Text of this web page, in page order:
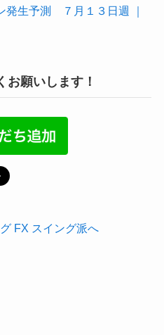
発生予測 ７月１３日週 ｜
お願いします！